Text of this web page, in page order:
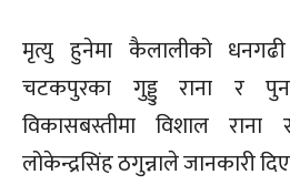
मृत्यु हुनेमा कैलालीको धनगढी
चटकपुरका गुड्डु राना र
विकासबस्तीमा विशाल राना
लोकेन्द्रसिंह ठगुन्नाले जानकारी